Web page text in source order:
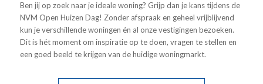
Ben jij op zoek naar je ideale woning? Grijp dan je kans tijdens de
NVM Open Huizen Dag! Zonder afspraak en geheel vrijblijvend
kun je verschillende woningen én al onze vestigingen bezoeken.
Dit is hét moment om inspiratie op te doen, vragen te stellen en
een goed beeld te krijgen van de huidige woningmarkt.